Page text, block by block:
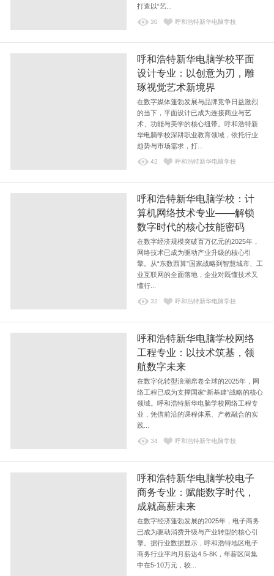
打造以“艺...
30 呼和浩特新华电脑学校
呼和浩特新华电脑学校平面
设计专业：以创意为刃，雕
琢视觉艺术新境界
在数字媒体蓬勃发展与品牌竞争日益激烈
的当下，平面设计已成为连接商业与艺
术、功能与美学的核心纽带。呼和浩特新
华电脑学校深耕职业教育领域，依托行业
趋势与市场需求，打...
42 呼和浩特新华电脑学校
呼和浩特新华电脑学校：计
算机网络技术专业——解锁
数字时代的核心技能密码
在数字经济规模突破百万亿元的2025年，
网络技术已成为驱动产业升级的核心引
擎。从“东数西算”国家战略到智慧城市、工
业互联网的全面落地，企业对既懂技术又
懂行...
32 呼和浩特新华电脑学校
呼和浩特新华电脑学校网络
工程专业：以技术筑基，领
航数字未来
在数字化转型浪潮席卷全球的2025年，网
络工程已成为支撑国家“新基建”战略的核心
领域。呼和浩特新华电脑学校网络工程专
业，凭借前沿的课程体系、产教融合的实
践...
34 呼和浩特新华电脑学校
呼和浩特新华电脑学校电子
商务专业：赋能数字时代，
成就高薪未来
在数字经济蓬勃发展的2025年，电子商务
已成为驱动消费升级与产业转型的核心引
擎。据行业数据显示，呼和浩特地区电子
商务行业平均月薪达4.5-8K，年薪区间集
中在5-10万元，较...